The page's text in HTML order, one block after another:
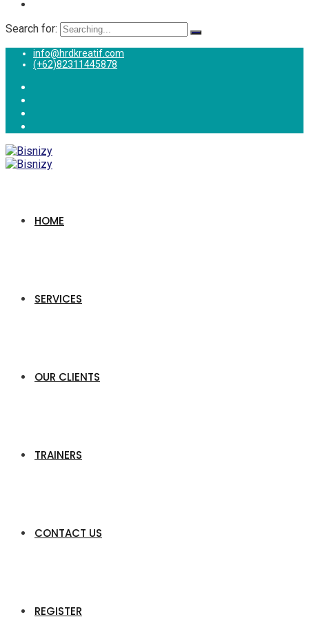
Search for:
info@hrdkreatif.com
(+62)82311445878
HOME
SERVICES
OUR CLIENTS
TRAINERS
CONTACT US
REGISTER